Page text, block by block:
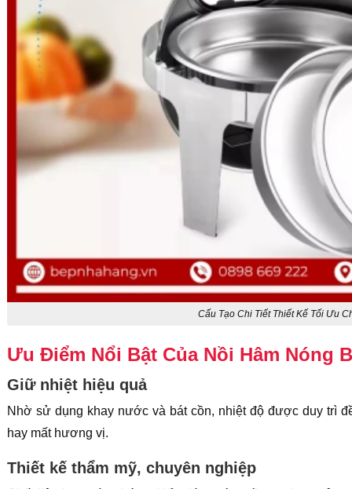
Cấu Tạo Chi Tiết Thiết Kế Tối Ưu
Ưu Điểm Nổi Bật Của Nồi Hâm Nóng
Giữ nhiệt hiệu quả
Nhờ sử dụng khay nước và bát cồn, nhiệt độ được duy trì
hay mất hương vị.
Thiết kế thẩm mỹ, chuyên nghiệp